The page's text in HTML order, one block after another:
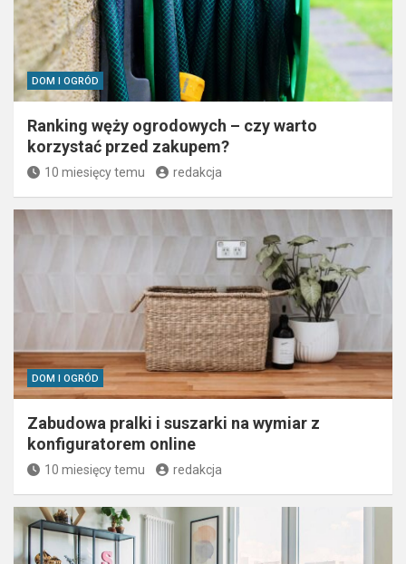
DOM I OGRÓD
Ranking węży ogrodowych – czy warto
korzystać przed zakupem?
10 miesięcy temu redakcja
DOM I OGRÓD
Zabudowa pralki i suszarki na wymiar z
konfiguratorem online
10 miesięcy temu redakcja